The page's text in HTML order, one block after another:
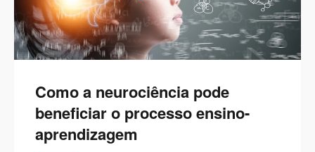
Como a neurociência pode
beneficiar o processo ensino-
aprendizagem